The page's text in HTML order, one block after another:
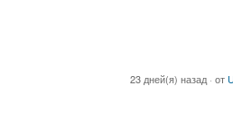
23 дней(я) назад · от